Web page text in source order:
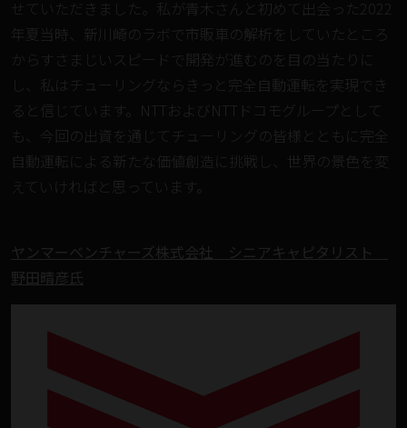
せていただきました。私が青木さんと初めて出会った2022
年夏当時、新川崎のラボで市販車の解析をしていたところ
からすさまじいスピードで開発が進むのを目の当たりに
し、私はチューリングならきっと完全自動運転を実現でき
ると信じています。NTTおよびNTTドコモグループとして
も、今回の出資を通じてチューリングの皆様とともに完全
自動運転による新たな価値創造に挑戦し、世界の景色を変
えていければと思っています。
ヤンマーベンチャーズ株式会社 シニアキャピタリスト
野田晴彦氏